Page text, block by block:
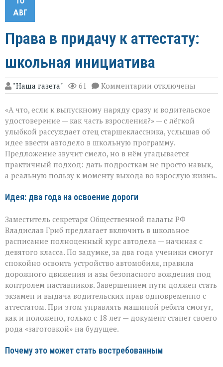
АВГ
Права в придачу к аттестату:
школьная инициатива
"Наша газета" 61 Комментарии к
записи
в
придачу
аттестату:
школьная
инициатива
отключены
«А что, если к выпускному наряду сразу и водительское
удостоверение — как часть взросления?» — с лёгкой
улыбкой рассуждает отец старшеклассника, услышав об
идее ввести автодело в школьную программу.
Предложение звучит смело, но в нём угадывается
практичный подход: дать подросткам не просто навык,
а реальную пользу к моменту выхода во взрослую жизнь.
Идея: два года на освоение дороги
Заместитель секретаря Общественной палаты РФ
Владислав Гриб предлагает включить в школьное
расписание полноценный курс автодела — начиная с
девятого класса. По задумке, за два года ученики смогут
спокойно освоить устройство автомобиля, правила
дорожного движения и азы безопасного вождения под
контролем наставников. Завершением пути должен стать
экзамен и выдача водительских прав одновременно с
аттестатом. При этом управлять машиной ребята смогут,
как и положено, только с 18 лет — документ станет своего
рода «заготовкой» на будущее.
Почему это может стать востребованным